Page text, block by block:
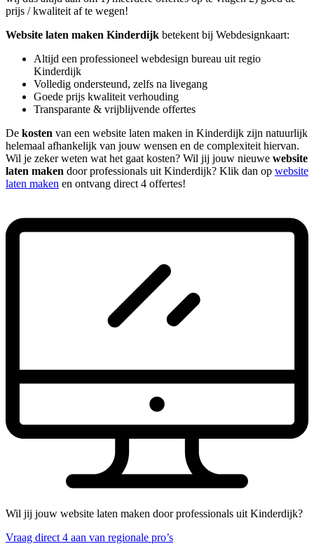
prijs / kwaliteit af te wegen!
Website laten maken Kinderdijk betekent bij Webdesignkaart:
Altijd een professioneel webdesign bureau uit regio
Kinderdijk
Volledig ondersteund, zelfs na livegang
Goede prijs kwaliteit verhouding
Transparante & vrijblijvende offertes
De kosten van een website laten maken in Kinderdijk zijn natuurlijk
helemaal afhankelijk van jouw wensen en de complexiteit hiervan.
Wil je zeker weten wat het gaat kosten? Wil jij jouw nieuwe website
laten maken door professionals uit Kinderdijk? Klik dan op website
laten maken en ontvang direct 4 offertes!
Wil jij jouw website laten maken door professionals uit Kinderdijk?
Vraag direct 4 aan van regionale pro’s